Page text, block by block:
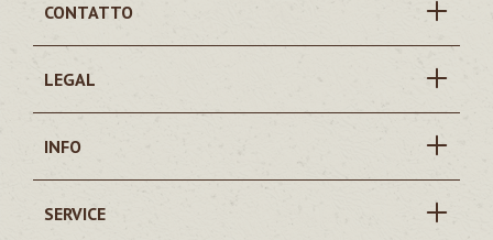
CONTATTO
LEGAL
INFO
SERVICE